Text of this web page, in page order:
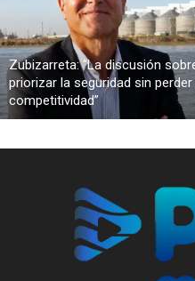
Zubizarreta: “La discusión
priorizar la seguridad sin
competitividad”